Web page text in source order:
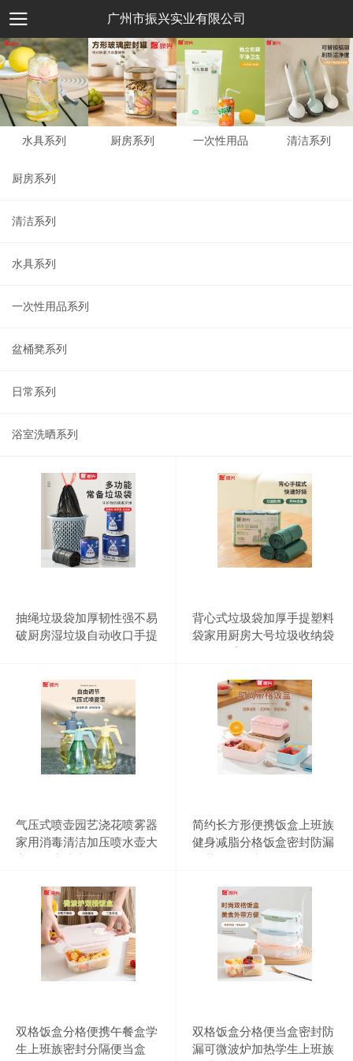
广州市振兴实业有限公司
水具系列 厨房系列 一次性用品 清洁系列
厨房系列
清洁系列
水具系列
一次性用品系列
盆桶凳系列
日常系列
浴室洗晒系列
抽绳垃圾袋加厚韧性强不易
破厨房湿垃圾自动收口手提
背心式垃圾袋加厚手提塑料
袋家用厨房大号垃圾收纳袋
气压式喷壶园艺浇花喷雾器
家用消毒清洁加压喷水壶大
简约长方形便携饭盒上班族
健身减脂分格饭盒密封防漏
双格饭盒分格便携午餐盒学
生上班族密封分隔便当盒
双格饭盒分格便当盒密封防
漏可微波炉加热学生上班族